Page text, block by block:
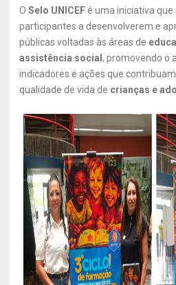
O Selo UNICEFé uma iniciativa
participantes a desenvolverem e
públicas voltadas às áreas de
assistência social , promovendo o
indicadores e ações que
qualidade de vida de crianças e